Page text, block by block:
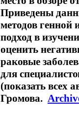
Приведены
методов
подход в
оценить
раковые
для
(показать всех
Громова.